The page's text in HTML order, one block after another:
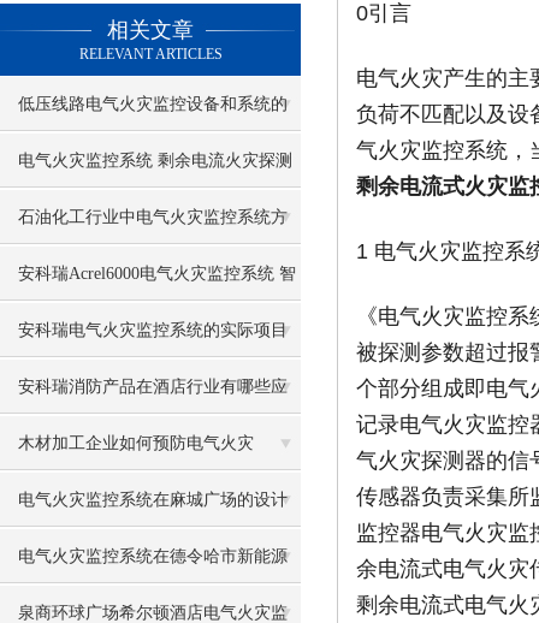
相关文章
RELEVANT ARTICLES
低压线路电气火灾监控设备和系统的
配置
电气火灾监控系统 剩余电流火灾探测
器
石油化工行业中电气火灾监控系统方
案介绍
安科瑞Acrel6000电气火灾监控系统 智
慧消防
安科瑞电气火灾监控系统的实际项目
应用
安科瑞消防产品在酒店行业有哪些应
用
木材加工企业如何预防电气火灾
电气火灾监控系统在麻城广场的设计
与应用
电气火灾监控系统在德令哈市新能源
有轨电车示范线工程的应用
泉商环球广场希尔顿酒店电气火灾监
0引言
电气火灾产生的主
负荷不匹配以及设
气火灾监控系统，
剩余电流式火灾监
1 电气火灾监控系
《电气火灾监控
被探测参数超过报
个部分组成即电气
记录电气火灾监控
气火灾探测器的信
传感器负责采集所
监控器电气火灾
余电流式电气火灾
剩余电流式电气火